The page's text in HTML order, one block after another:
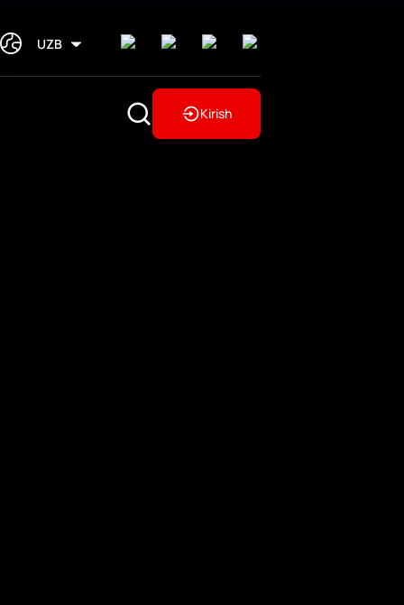
UZB
Kirish